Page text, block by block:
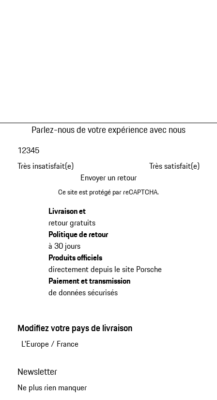
Parlez-nous de votre expérience avec nous
Très insatisfait(e)
12345
Très satisfait(e)
Envoyer un retour
Ce site est protégé par reCAPTCHA.
Livraison et
retour gratuits
Politique de retour
à 30 jours
Produits officiels
directement depuis le site Porsche
Paiement et transmission
de données sécurisés
Modifiez votre pays de livraison
L'Europe/ France
Newsletter
Ne plus rien manquer